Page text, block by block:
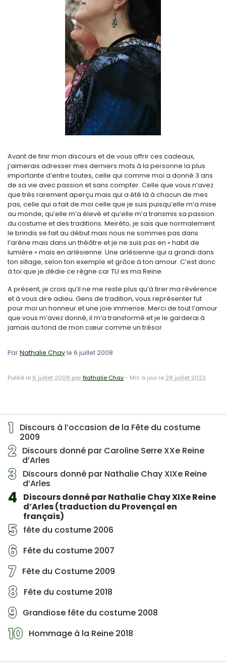
1
Discours à l’occasion de la Fête du costume
2009
2 Discours donné par Caroline Serre XXe Reine
d’Arles
3
Discours donné par Nathalie Chay XIXe Reine
d’Arles
4
Discours donné par Nathalie Chay XIXe Reine
d’Arles (traduction du Provençal en
français)
5 fête du costume 2006
6 Fête du costume 2007
7 Fête du Costume 2009
8 Fête du costume 2018
9 Grandiose fête du costume 2008
10 Hommage à la Reine 2018
Avant de finir mon discours et de vous offrir ces cadeaux,
j’aimerais adresser mes derniers mots à la personne la plus
importante d’entre toutes, celle qui comme moi a donné 3 ans
de sa vie avec passion et sans compter. Celle que vous n’avez
que très rarement aperçu mais qui a été là à chacun de mes
pas, celle qui a fait de moi celle que je suis puisqu’elle m’a mise
au monde, qu’elle m’a élevé et qu’elle m’a transmis sa passion
du costume et des traditions. Meirèto, je sais que normalement
le brindis se fait au début mais nous ne sommes pas dans
l’arène mais dans un théâtre et je ne suis pas en « habit de
lumière » mais en arlésienne. Une arlésienne qui a grandi dans
ton sillage, selon ton exemple et grâce à ton amour. C’est donc
à toi que je dédie ce règne car TU es ma Reine.
A présent, je crois qu’il ne me reste plus qu’à tirer ma révérence
et à vous dire adieu. Gens de tradition, vous représenter fut
pour moi un honneur et une joie immense. Merci de tout l’amour
que vous m’avez donné, il m’a transformé et je le garderai à
jamais au fond de mon cœur comme un trésor.
ParNathalie Chayle 6 juillet 2008
Publié le 6 juillet 2008 parNathalie Chay- Mis à jour le 28 juillet 2023